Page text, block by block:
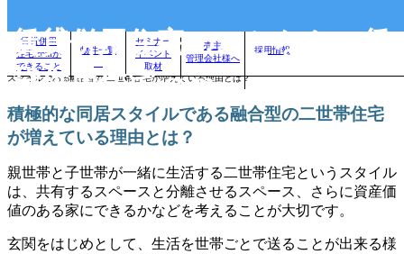
賃貸併用住宅のことなら、賃
貸併用住宅.com
自分に合った賃貸併用住宅を見つけよう！｜>賃貸併用住宅のお役立ちコラム
スタイルである融合型の二世帯住宅が増えている理由とは？
積極的な同居スタイルである融合型の二世帯住宅
が増えている理由とは？
親世帯と子世帯が一緒に生活する二世帯住宅というスタイル
は、共有するスペースと分離させるスペース、さらに資産価
値のある家にできるかなどを考えることが大切です。
玄関をはじめとして、生活を世帯ごとで送ることが出来る様
賃貸併用
住宅.comが
できること
物件一覧
セミナー
イベント
取材
売主
管理会社様へ
採用情報